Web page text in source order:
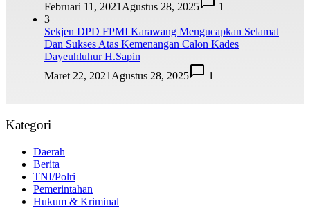
Februari 11, 2021Agustus 28, 2025
1
3
Sekjen DPD FPMI Karawang Mengucapkan Selamat
Dan Sukses Atas Kemenangan Calon Kades
Dayeuhluhur H.Sapin
Maret 22, 2021Agustus 28, 2025 1
Kategori
Daerah
Berita
TNI/Polri
Pemerintahan
Hukum & Kriminal